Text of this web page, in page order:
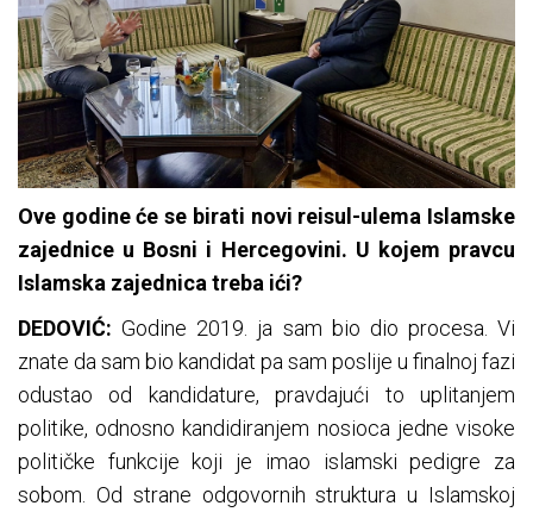
Ove godine će se birati novi reisul-ulema Islamske
zajednice u Bosni i Hercegovini. U kojem pravcu
Islamska zajednica treba ići?
DEDOVIĆ: Godine 2019. ja sam bio dio procesa. Vi
znate da sam bio kandidat pa sam poslije u finalnoj fazi
odustao od kandidature, pravdajući to uplitanjem
politike, odnosno kandidiranjem nosioca jedne visoke
političke funkcije koji je imao islamski pedigre za
sobom. Od strane odgovornih struktura u Islamskoj